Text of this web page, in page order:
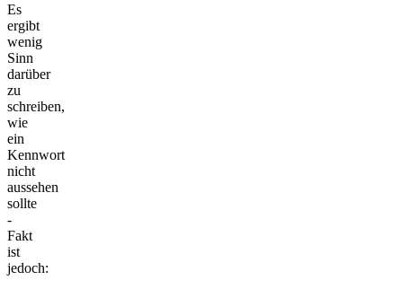
Es
ergibt
wenig
Sinn
darüber
zu
schreiben,
wie
ein
Kennwort
nicht
aussehen
sollte
-
Fakt
ist
jedoch: